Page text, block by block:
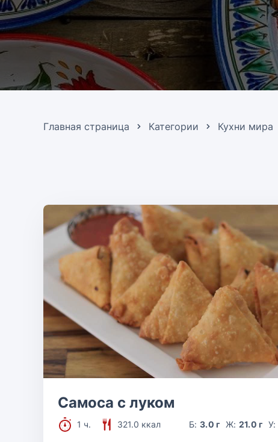
Главная страница Категории Кухни мира
Самоса с луком
1 ч. 321.0 ккал Б: 3.0 г Ж: 21.0 г У: